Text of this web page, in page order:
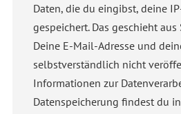
Daten, die du eingibst, deine
gespeichert. Das geschieht
Deine E-Mail-Adresse und
selbstverständlich nicht
Informationen zur
Datenspeicherung findest du